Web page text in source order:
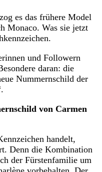
es das frühere Model
Monaco. Was sie jetzt
und Followern
daran: die
Nummernschild der
von Carmen
handelt,
Denn die Kombination
der Fürstenfamilie um